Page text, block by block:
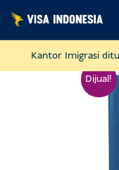
Lewati
Kantor Imigrasi
Dijual!